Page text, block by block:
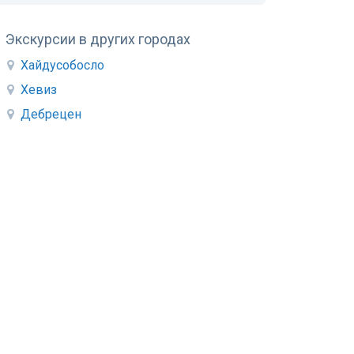
Экскурсии в других городах
Хайдусобосло
Хевиз
Дебрецен